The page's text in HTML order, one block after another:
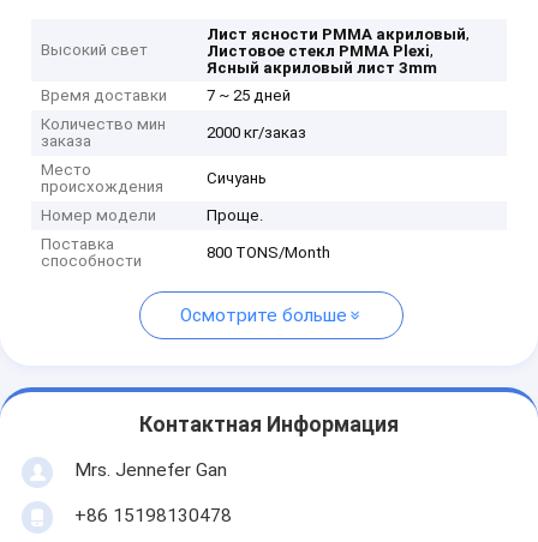
Высокий свет
Лист ясности PMMA акриловый,
Листовое стекл PMMA Plexi,
Ясный акриловый лист 3mm
Время доставки
7 ~ 25 дней
Количество мин
заказа
2000 кг/заказ
Место
происхождения
Сичуань
Номер модели
Проще.
Поставка
способности
800 TONS/Month
Осмотрите больше
Контактная Информация
Mrs. Jennefer Gan
+86 15198130478